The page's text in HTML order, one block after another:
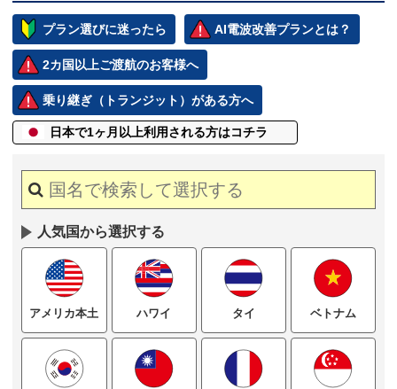
プラン選びに迷ったら AI電波改善プランとは？
2カ国以上ご渡航のお客様へ
乗り継ぎ（トランジット）がある方へ
日本で1ヶ月以上利用される方はコチラ
人気国から選択する
アメリカ本土 ハワイ タイ ベトナム